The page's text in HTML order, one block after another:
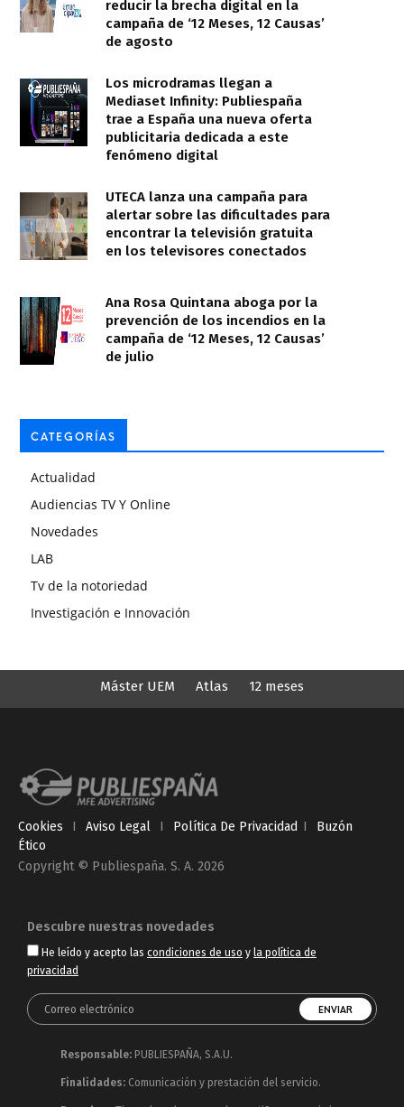
reducir la brecha digital en la
campaña de ‘12 Meses, 12 Causas’
de agosto
Los microdramas llegan a
Mediaset Infinity: Publiespaña
trae a España una nueva oferta
publicitaria dedicada a este
fenómeno digital
UTECA lanza una campaña para
alertar sobre las dificultades para
encontrar la televisión gratuita
en los televisores conectados
Ana Rosa Quintana aboga por la
prevención de los incendios en la
campaña de ‘12 Meses, 12 Causas’
de julio
CATEGORÍAS
Actualidad
Audiencias TV Y Online
Novedades
LAB
Tv de la notoriedad
Investigación e Innovación
Máster UEM Atlas 12 meses
Cookies I Aviso Legal I Política De Privacidad I
Buzón
Ético
Copyright © Publiespaña. S. A. 2026
Descubre nuestras novedades
He leído y acepto las condiciones de uso y la política de
privacidad
Responsable: PUBLIESPAÑA, S.A.U.
Finalidades: Comunicación y prestación del servicio.